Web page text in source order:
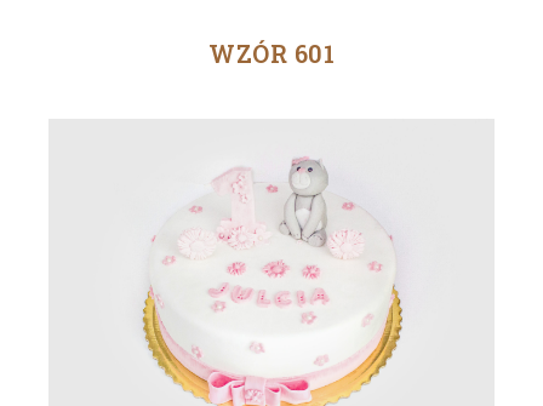
WZÓR 601